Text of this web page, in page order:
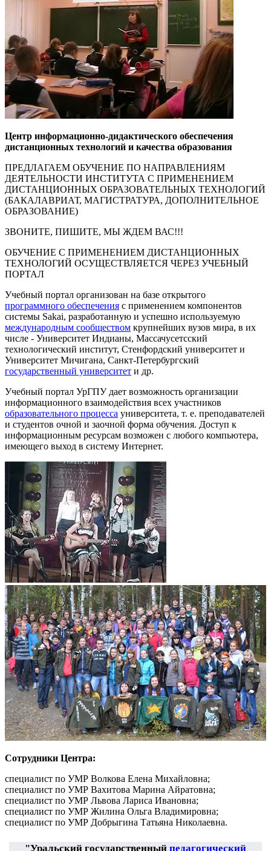
Центр информационно-дидактического обеспечения
дистанционных технологий и качества образования
ПРЕДЛАГАЕМ ОБУЧЕНИЕ ПО НАПРАВЛЕНИЯМ
ДЕЯТЕЛЬНОСТИ ИНСТИТУТА С ПРИМЕНЕНИЕМ
ДИСТАНЦИОННЫХ ОБРАЗОВАТЕЛЬНЫХ ТЕХНОЛОГИЙ
(БАКАЛАВРИАТ, МАГИСТРАТУРА, ДОПОЛНИТЕЛЬНОЕ
ОБРАЗОВАНИЕ)
ЗВОНИТЕ, ПИШИТЕ, МЫ ЖДЕМ ВАС!!!
ОБУЧЕНИЕ С ПРИМЕНЕНИЕМ ДИСТАНЦИОННЫХ
ТЕХНОЛОГИЙ ОСУЩЕСТВЛЯЕТСЯ ЧЕРЕЗ УЧЕБНЫЙ
ПОРТАЛ
Учебный портал организован на базе открытого
программного обеспечения с применением компонентов
системы Sakai, разработанную и успешно используемую
международным сообществом крупнейших вузов мира, в их
числе - Университет Индианы, Массачусетсский
технологический институт, Стенфордский университет и
Университет Мичигана, Санкт-Петербургский
государственный университет и др.
Учебный портал УрГПУ дает возможность организации
информационного взаимодействия всех участников
образовательного процесса университета, т. е. преподавателей
и студентов очной и заочной форма обучения. Доступ к
информационным ресурсам возможен с любого компьютера,
имеющего выход в систему Интернет.
Сотрудники Центра:
специалист по УМР Волкова Елена Михайловна;
специалист по УМР Вахитова Марина Айратовна;
специалист по УМР Львова Лариса Ивановна;
специалист по УМР Жилина Ольга Владимировна;
специалист по УМР Добрыгина Татьяна Николаевна.
"Уральский государственный педагогический